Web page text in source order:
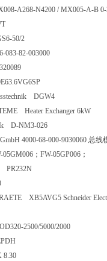
A268-N4200 / MX005-A-B
50/2
083-82-003000
DGW4
Heater Exchanger 6kW
D-NM3-026
GmbH 4000-68-000-9030060
05GM006；FW-05GP006；
PR232N
XB5AVG5 Schneider
2500/5000/2000
EPDH
8.30